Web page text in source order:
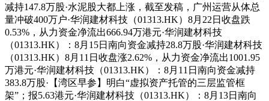
减持147.8万股·水泥股大都上涨，截至发稿，广州运营从体总
量冲破400万户·华润建材科技（01313.HK）8月22日收盘跌
0.53%，从力资金净流出666.94万港元·华润建材科技
（01313.HK）：8月15日南向资金减持28.8万股·华润建材科技
（01313.HK）8月11日收盘涨2.62%，从力资金净流出1001.95
万港元·华润建材科技（01313.HK）：8月11日南向资金减持
383.8万股·【湾区早参】明白“虚拟资产托管的三层监管框
架”；报5.63港元·华润建材科技（01313.HK）：8月13日南向